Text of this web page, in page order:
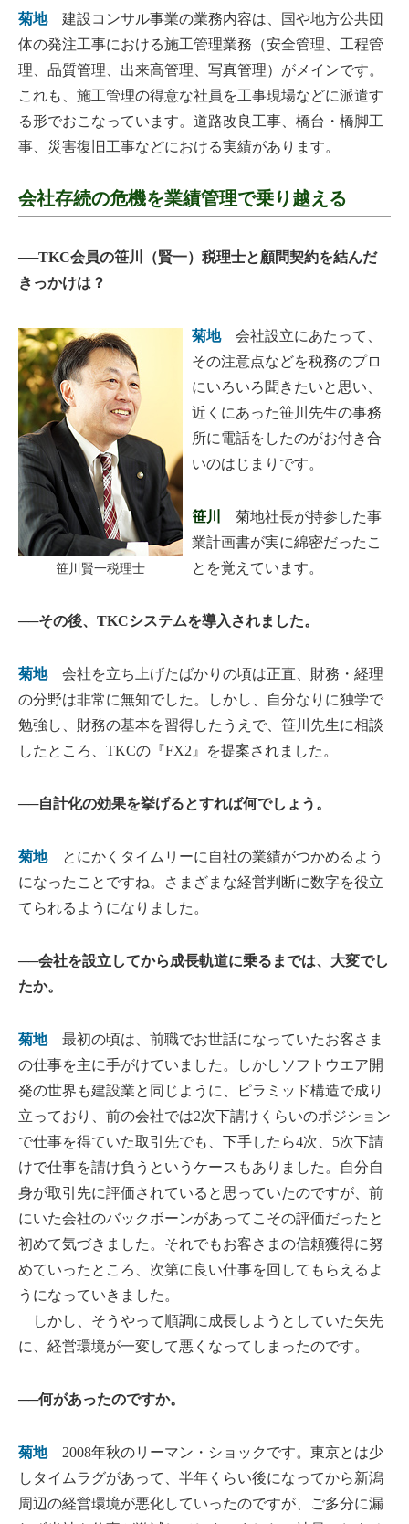
菊地建設コンサル事業の業務内容は、国や地方公共団
体の発注工事における施工管理業務（安全管理、工程管
理、品質管理、出来高管理、写真管理）がメインです。
これも、施工管理の得意な社員を工事現場などに派遣す
る形でおこなっています。道路改良工事、橋台・橋脚工
事、災害復旧工事などにおける実績があります。
会社存続の危機を業績管理で乗り越える
──TKC会員の笹川（賢一）税理士と顧問契約を結んだ
きっかけは？
笹川賢一税理士
菊地会社設立にあたって、
その注意点などを税務のプロ
にいろいろ聞きたいと思い、
近くにあった笹川先生の事務
所に電話をしたのがお付き合
いのはじまりです。
笹川
菊地社長が持参した事
業計画書が実に綿密だったこ
とを覚えています。
──その後、TKCシステムを導入されました。
菊地会社を立ち上げたばかりの頃は正直、財務・経理
の分野は非常に無知でした。しかし、自分なりに独学で
勉強し、財務の基本を習得したうえで、笹川先生に相談
したところ、TKCの『FX2』を提案されました。
──自計化の効果を挙げるとすれば何でしょう。
菊地とにかくタイムリーに自社の業績がつかめるよう
になったことですね。さまざまな経営判断に数字を役立
てられるようになりました。
──会社を設立してから成長軌道に乗るまでは、大変でし
たか。
菊地最初の頃は、前職でお世話になっていたお客さま
の仕事を主に手がけていました。しかしソフトウエア開
発の世界も建設業と同じように、ピラミッド構造で成り
立っており、前の会社では2次下請けくらいのポジション
で仕事を得ていた取引先でも、下手したら4次、5次下請
けで仕事を請け負うというケースもありました。自分自
身が取引先に評価されていると思っていたのですが、前
にいた会社のバックボーンがあってこその評価だったと
初めて気づきました。それでもお客さまの信頼獲得に努
めていったところ、次第に良い仕事を回してもらえるよ
うになっていきました。
しかし、そうやって順調に成長しようとしていた矢先
に、経営環境が一変して悪くなってしまったのです。
──何があったのですか。
菊地2008年秋のリーマン・ショックです。東京とは少
しタイムラグがあって、半年くらい後になってから新潟
周辺の経営環境が悪化していったのですが、ご多分に漏